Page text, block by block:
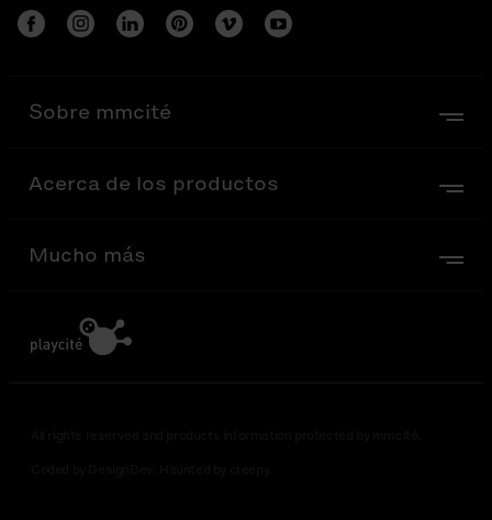
Sobre mmcité
Acerca de los productos
Mucho más